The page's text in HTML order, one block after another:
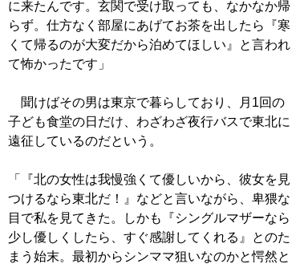
に来たんです。玄関で受け取っても、なかなか帰
らず。仕方なく部屋にあげてお茶を出したら『寒
くて帰るのが大変だから泊めてほしい』と言われ
て怖かったです」
聞けばその男は東京で暮らしており、月1回の
子ども食堂の日だけ、わざわざ夜行バスで東北に
遠征しているのだという。
「『北の女性は我慢強くて優しいから、彼女を見
つけるなら東北だ！』などと言いながら、卑猥な
目で私を見てきた。しかも『シングルマザーなら
少し優しくしたら、すぐ感謝してくれる』とのた
まう始末。最初からシンママ狙いなのかと愕然と